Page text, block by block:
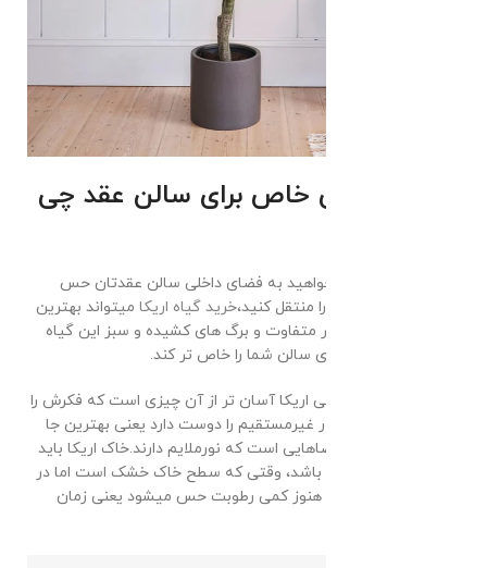
گیاه طبیعی خاص برای سالن عقد چی
: اگر میخواهید به فضای داخلی سالن عقدتان حس
لوکس و متفاوتی را منتقل کنید،خرید گیاه اریکا میتواند بهترین
انتخاب باشد. ظاهر متفاوت و برگ های کشیده و سبز این گیاه
میتواند حال و هوای سالن شما را خاص تر کند.
نگهداری از گیاه طبیعی اریکا آسان تر از آن چیزی است که فکرش را
میکنید، گیاه اریکا نور غیرمستقیم را دوست دارد یعنی بهترین جا
برای نگهداری اریکا فضاهایی است که نورملایم دارند.خاک اریکا باید
همیشه کمی مرطوب باشد، وقتی که سطح خاک خشک است اما در
قسمت های پایین تر هنوز کمی رطوبت حس میشود یعنی زمان